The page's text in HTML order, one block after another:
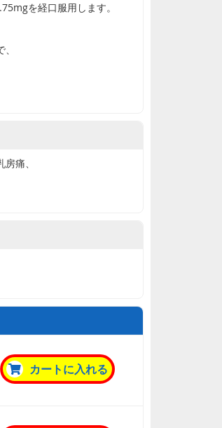
を経口服用します。
痛、
カートに入れる